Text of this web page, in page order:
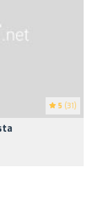
5 (31)